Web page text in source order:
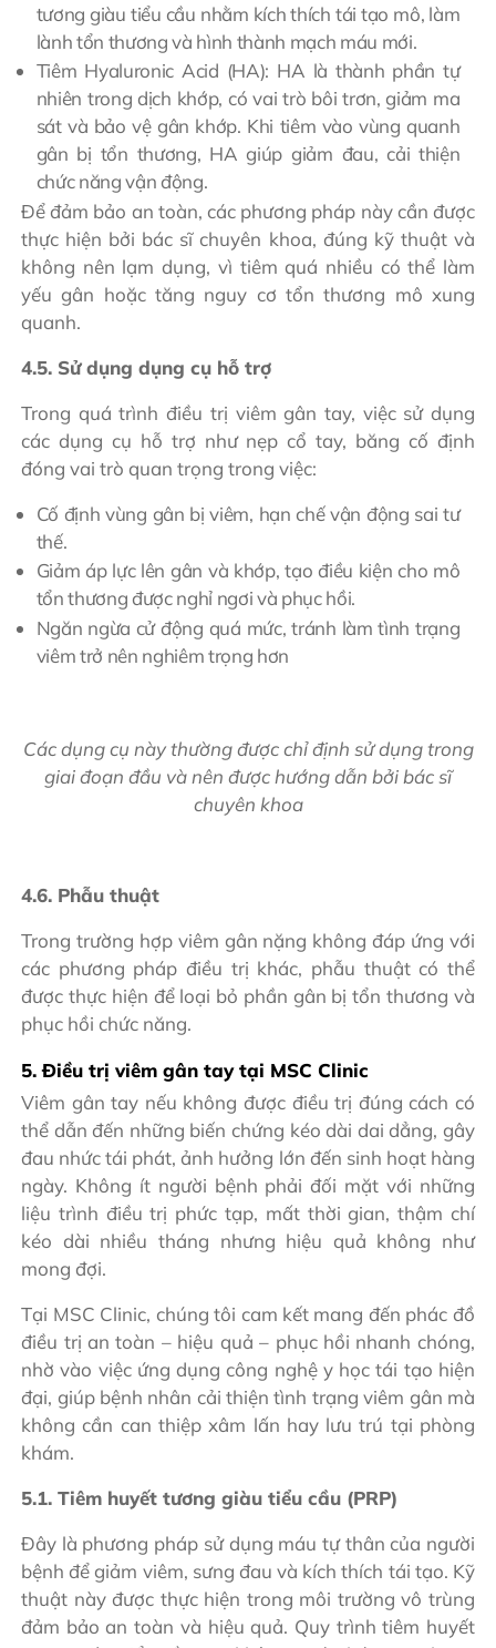
tương giàu tiểu cầu nhằm kích thích tái tạo mô, làm
lành tổn thương và hình thành mạch máu mới.
Tiêm Hyaluronic Acid (HA): HA là thành phần tự
nhiên trong dịch khớp, có vai trò bôi trơn, giảm ma
sát và bảo vệ gân khớp. Khi tiêm vào vùng quanh
gân bị tổn thương, HA giúp giảm đau, cải thiện
chức năng vận động.
Để đảm bảo an toàn, các phương pháp này cần được
thực hiện bởi bác sĩ chuyên khoa, đúng kỹ thuật và
không nên lạm dụng, vì tiêm quá nhiều có thể làm
yếu gân hoặc tăng nguy cơ tổn thương mô xung
quanh.
4.5. Sử dụng dụng cụ hỗ trợ
Trong quá trình điều trị viêm gân tay, việc sử dụng
các dụng cụ hỗ trợ như nẹp cổ tay, băng cố định
đóng vai trò quan trọng trong việc:
Cố định vùng gân bị viêm, hạn chế vận động sai tư
thế.
Giảm áp lực lên gân và khớp, tạo điều kiện cho mô
tổn thương được nghỉ ngơi và phục hồi.
Ngăn ngừa cử động quá mức, tránh làm tình trạng
viêm trở nên nghiêm trọng hơn
Các dụng cụ này thường được chỉ định sử dụng trong
giai đoạn đầu và nên được hướng dẫn bởi bác sĩ
chuyên khoa
4.6. Phẫu thuật
Trong trường hợp viêm gân nặng không đáp ứng với
các phương pháp điều trị khác, phẫu thuật có thể
được thực hiện để loại bỏ phần gân bị tổn thương và
phục hồi chức năng.
5. Điều trị viêm gân tay tại MSC Clinic
Viêm gân tay nếu không được điều trị đúng cách có
thể dẫn đến những biến chứng kéo dài dai dẳng, gây
đau nhức tái phát, ảnh hưởng lớn đến sinh hoạt hàng
ngày. Không ít người bệnh phải đối mặt với những
liệu trình điều trị phức tạp, mất thời gian, thậm chí
kéo dài nhiều tháng nhưng hiệu quả không như
mong đợi.
Tại MSC Clinic, chúng tôi cam kết mang đến phác đồ
điều trị an toàn – hiệu quả – phục hồi nhanh chóng,
nhờ vào việc ứng dụng công nghệ y học tái tạo hiện
đại, giúp bệnh nhân cải thiện tình trạng viêm gân mà
không cần can thiệp xâm lấn hay lưu trú tại phòng
khám.
5.1. Tiêm huyết tương giàu tiểu cầu (PRP)
Đây là phương pháp sử dụng máu tự thân của người
bệnh để giảm viêm, sưng đau và kích thích tái tạo. Kỹ
thuật này được thực hiện trong môi trường vô trùng
đảm bảo an toàn và hiệu quả. Quy trình tiêm huyết